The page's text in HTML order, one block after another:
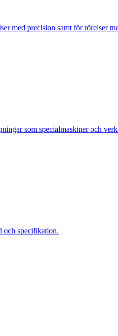
med precision samt för rörelser
som specialmaskiner och
och specifikation.